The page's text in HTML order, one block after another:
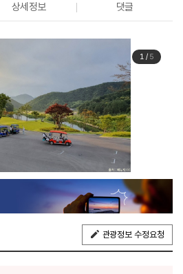
상세정보 댓글
1/ 5
관광정보 수정요청